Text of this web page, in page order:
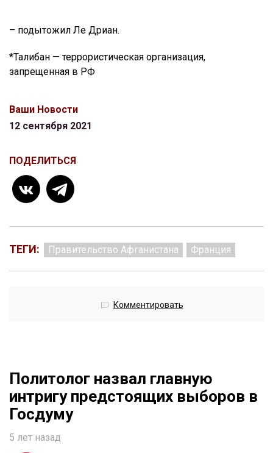
– подытожил Ле Дриан.
*Талибан — террористическая организация,
запрещенная в РФ
Ваши Новости
12 сентября 2021
ПОДЕЛИТЬСЯ
ТЕГИ: Правительство Афганистана Франция
Комментировать
Политолог назвал главную
интригу предстоящих выборов в
Госдуму
5 лет назад